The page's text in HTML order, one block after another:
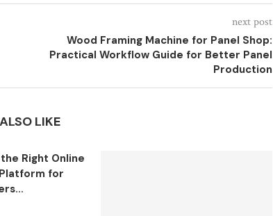
next post
Wood Framing Machine for Panel Shop:
Practical Workflow Guide for Better Panel
Production
LIKE
Right Online
for